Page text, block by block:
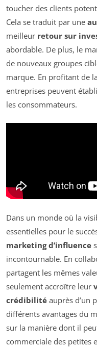
toucher des clients
Cela se traduit par une
meilleur retour sur
abordable. De plus, le
de nouveaux groupes
marque. En profitant de
entreprises peuvent
les consommateurs.
Dans un monde où la
essentielles pour le
marketing d’influence
incontournable. En
partagent les mêmes
seulement accroître leur
crédibilité auprès d’un
différents avantages du
sur la manière dont il
commerciale des petites